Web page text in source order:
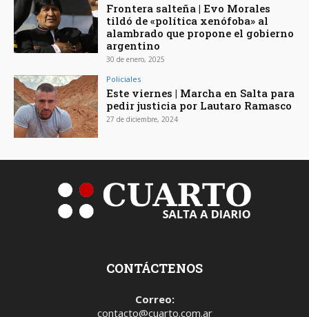
Frontera salteña | Evo Morales
tildó de «política xenófoba» al
alambrado que propone el gobierno
argentino
30 de enero, 2025
Policiales
Este viernes | Marcha en Salta para
pedir justicia por Lautaro Ramasco
27 de diciembre, 2024
CONTÁCTENOS
Correo:
contacto@cuarto.com.ar